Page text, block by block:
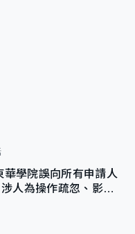
華學院誤向所有申請人
人為操作疏忽、影響